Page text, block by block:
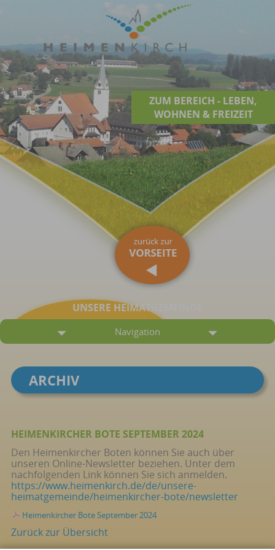
ZUM BEREICH - LEBEN,
WOHNEN & FREIZEIT
UNSERE HEIMATGEMEINDE
Navigation
ARCHIV
HEIMENKIRCHER BOTE SEPTEMBER 2024
Den Heimenkircher Boten können Sie auch über
unseren Online-Newsletter beziehen. Unter dem
nachfolgenden Link können Sie sich anmelden.
https://www.heimenkirch.de/de/unsere-
heimatgemeinde/heimenkircher-bote/newsletter
Heimenkircher Bote September 2024
Zurück zur Übersicht